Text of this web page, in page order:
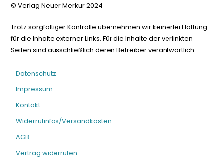
© Verlag Neuer Merkur 2024
Trotz sorgfältiger Kontrolle übernehmen wir keinerlei Haftung
für die Inhalte externer Links. Für die Inhalte der verlinkten
Seiten sind ausschließlich deren Betreiber verantwortlich.
Datenschutz
Impressum
Kontakt
Widerrufinfos/Versandkosten
AGB
Vertrag widerrufen